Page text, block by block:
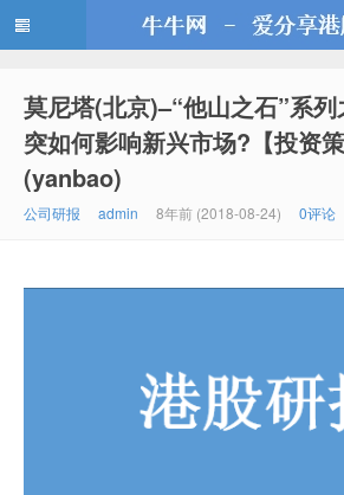
牛牛网
莫尼塔(北京)–“他山之石”系
突如何影响新兴市场?【投资
(yanbao)
公司研报 admin 8年前 (2018-08-24) 0评论